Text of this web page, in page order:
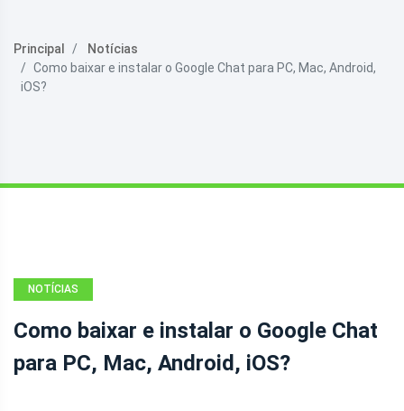
Principal
Notícias
Como baixar e instalar o Google Chat para PC, Mac, Android,
iOS?
NOTÍCIAS
Como baixar e instalar o Google Chat
para PC, Mac, Android, iOS?